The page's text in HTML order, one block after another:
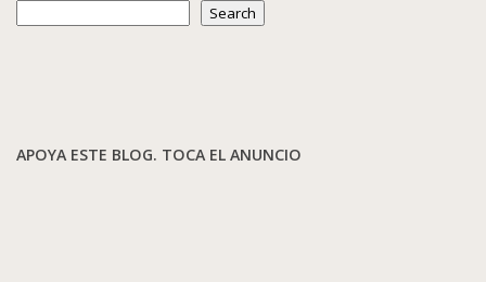
Search
APOYA ESTE BLOG. TOCA EL ANUNCIO